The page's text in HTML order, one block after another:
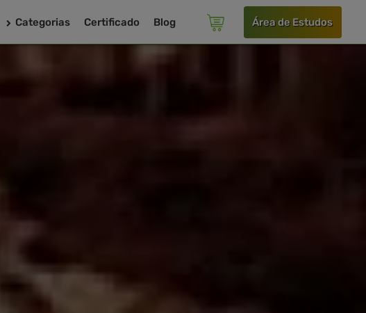
Categorias Certificado Blog Área de Estudos